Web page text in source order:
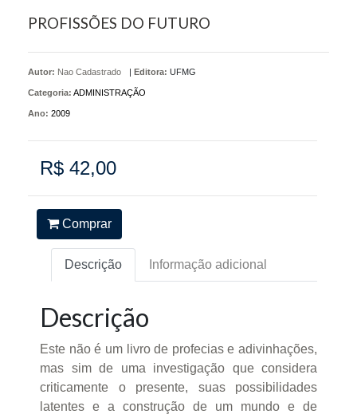
PROFISSÕES DO FUTURO
Autor: Nao Cadastrado | Editora: UFMG
Categoria: ADMINISTRAÇÃO
Ano: 2009
R$ 42,00
Comprar
Descrição Informação adicional
Descrição
Este não é um livro de profecias e adivinhações,
mas sim de uma investigação que considera
criticamente o presente, suas possibilidades
latentes e a construção de um mundo e de